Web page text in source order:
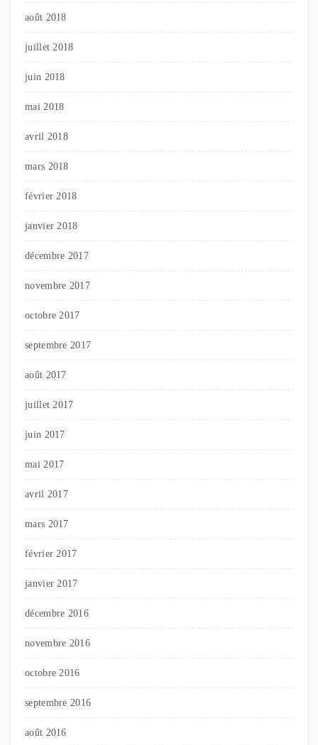
août 2018
juillet 2018
juin 2018
mai 2018
avril 2018
mars 2018
février 2018
janvier 2018
décembre 2017
novembre 2017
octobre 2017
septembre 2017
août 2017
juillet 2017
juin 2017
mai 2017
avril 2017
mars 2017
février 2017
janvier 2017
décembre 2016
novembre 2016
octobre 2016
septembre 2016
août 2016